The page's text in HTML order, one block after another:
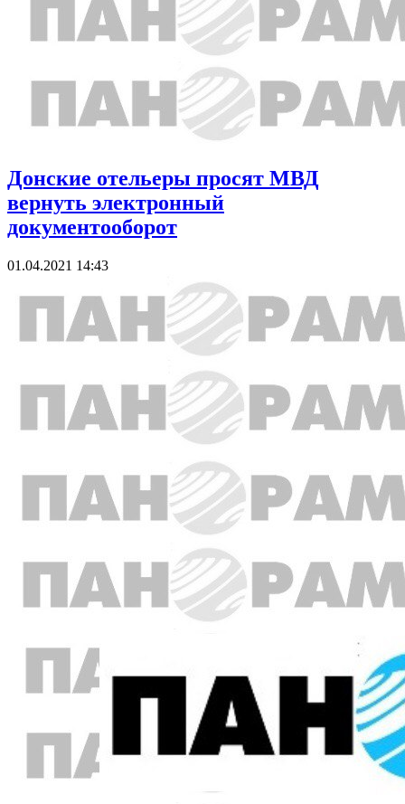
Донские отельеры просят МВД
вернуть электронный
документооборот
01.04.2021 14:43